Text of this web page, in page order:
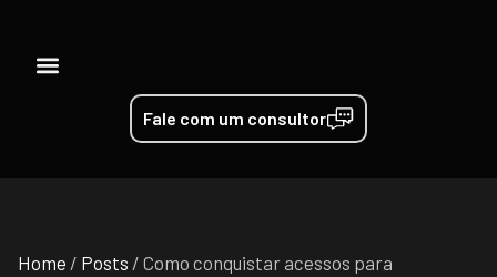
Fale com um consultor
Home / Posts / Como conquistar acessos para